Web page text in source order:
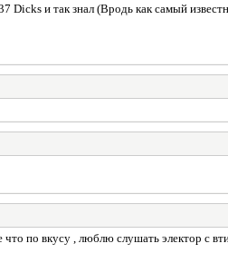
и так знал (Вродь как самый
что по вкусу , люблю слушать электор с